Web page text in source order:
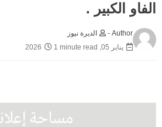
الفاو الكبير .
Author -
الديرة نيوز
يناير 05, 2026
1 minute read